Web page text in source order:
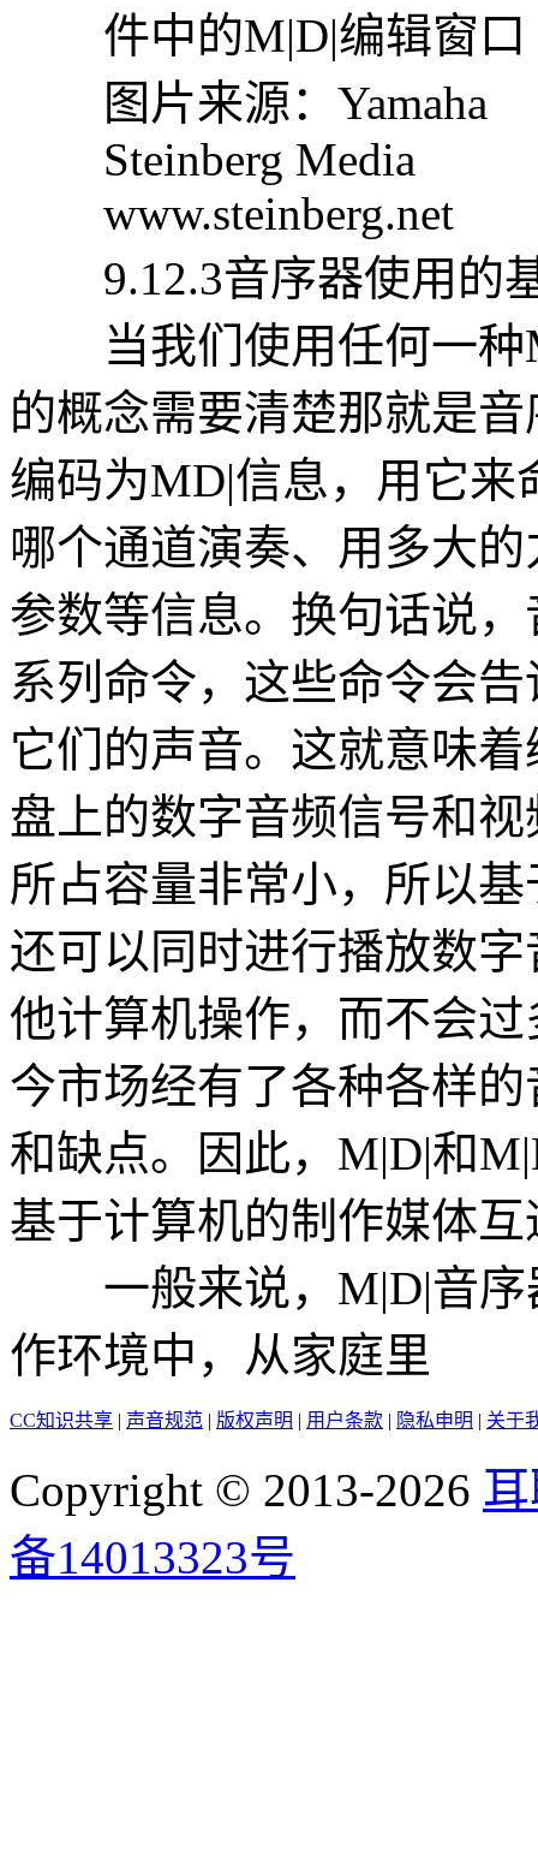
件中的M|D|编辑窗口
图片来源：Yamaha
Steinberg Media
www.steinberg.net
9.12.3音序器使用的
当我们使用任何一种
的概念需要清楚那就是
编码为MD|信息，用它
哪个通道演奏、用多大
参数等信息。换句话说
系列命令，这些命令会
它们的声音。这就意味
盘上的数字音频信号和
所占容量非常小，所以
还可以同时进行播放数
他计算机操作，而不会
今市场经有了各种各样
和缺点。因此，M|D|和
基于计算机的制作媒体
一般来说，M|D|音序
作环境中，从家庭里
CC知识共享 | 声音规范 | 版权声明 | 用户条款 | 隐私申明 | 关于
Copyright © 2013-2026
备14013323号